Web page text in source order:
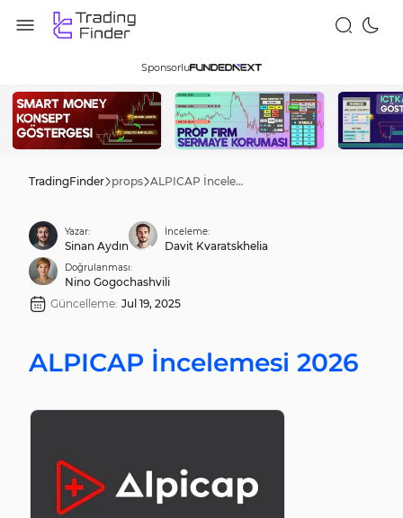
Sponsorlu
TradingFinder props ALPICAP İncelemesi 2026
Yazar:
Sinan Aydın
İnceleme:
Davit Kvaratskhelia
Doğrulanması:
Nino Gogochashvili
Güncelleme: Jul 19, 2025
ALPICAP İncelemesi 2026